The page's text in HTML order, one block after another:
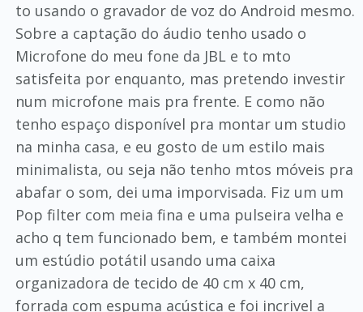
to usando o gravador de voz do Android mesmo.
Sobre a captação do áudio tenho usado o
Microfone do meu fone da JBL e to mto
satisfeita por enquanto, mas pretendo investir
num microfone mais pra frente. E como não
tenho espaço disponível pra montar um studio
na minha casa, e eu gosto de um estilo mais
minimalista, ou seja não tenho mtos móveis pra
abafar o som, dei uma imporvisada. Fiz um um
Pop filter com meia fina e uma pulseira velha e
acho q tem funcionado bem, e também montei
um estúdio potátil usando uma caixa
organizadora de tecido de 40 cm x 40 cm,
forrada com espuma acústica e foi incrivel a